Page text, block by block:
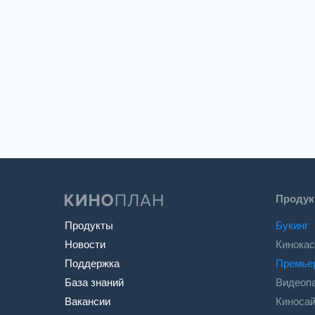
Продукты
Новости
Поддержка
База знаний
Вакансии
Букинг